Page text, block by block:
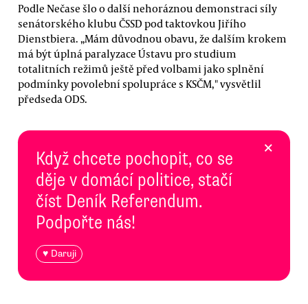
Podle Nečase šlo o další nehoráznou demonstraci síly
senátorského klubu ČSSD pod taktovkou Jiřího
Dienstbiera. „Mám důvodnou obavu, že dalším krokem
má být úplná paralyzace Ústavu pro studium
totalitních režimů ještě před volbami jako splnění
podmínky povolební spolupráce s KSČM," vysvětlil
předseda ODS.
Když chcete pochopit, co se
děje v domácí politice, stačí
číst Deník Referendum.
Podpořte nás!
♥ Daruji
×